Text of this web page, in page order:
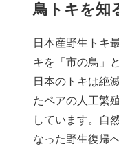
鳥トキを知
日本産野生トキ
キを「市の鳥」
日本のトキは絶
たペアの人工繁
しています。自
なった野生復帰